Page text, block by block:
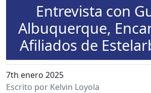
Entrevista con
Albuquerque,
Afiliados de
7th enero 2025
Escrito por Kelvin Loyola